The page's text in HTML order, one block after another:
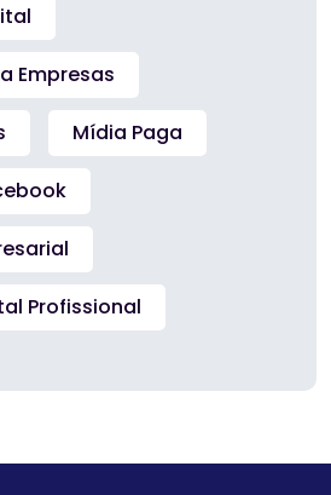
Empresas
Mídia Paga
Profissional